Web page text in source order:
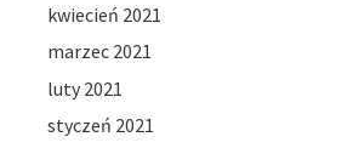
kwiecień 2021
marzec 2021
luty 2021
styczeń 2021